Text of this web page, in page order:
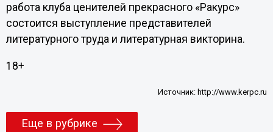
работа клуба ценителей прекрасного «Ракурс»
состоится выступление представителей
литературного труда и литературная викторина.
18+
Источник: http://www.kerpc.ru
Еще в рубрике